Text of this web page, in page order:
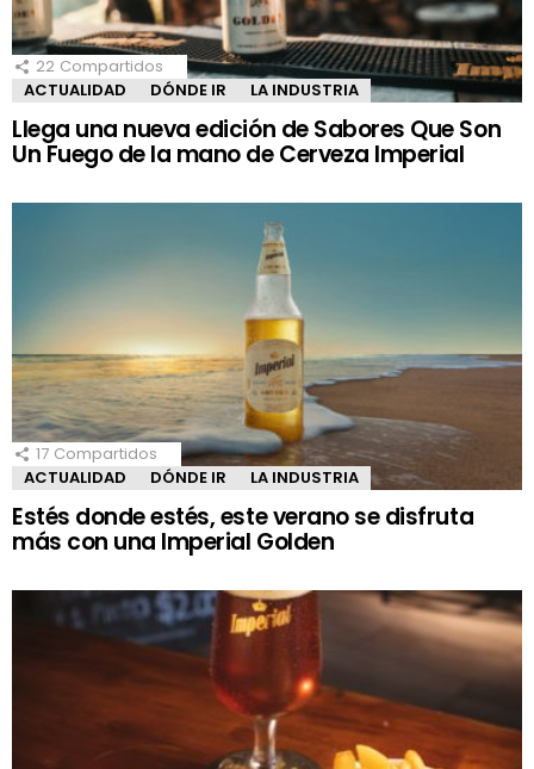
22 Compartidos
ACTUALIDAD
DÓNDE IR LA INDUSTRIA
Llega una nueva edición de Sabores Que Son
Un Fuego de la mano de Cerveza Imperial
17 Compartidos
ACTUALIDAD
DÓNDE IR LA INDUSTRIA
Estés donde estés, este verano se disfruta
más con una Imperial Golden